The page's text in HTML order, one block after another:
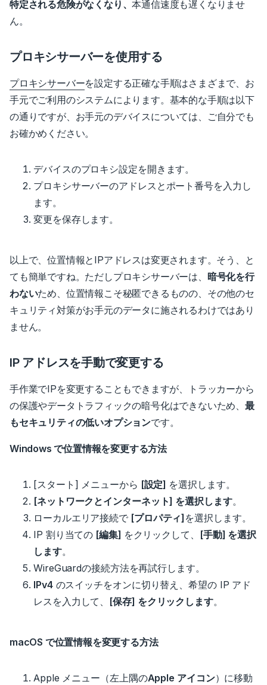
特定される危険がなくなり、本通信速度も遅くなりませ
ん。
プロキシサーバーを使用する
プロキシサーバーを設定する正確な手順はさまざまで、お
手元でご利用のシステムによります。 基本的な手順は以下
の通りですが、お手元のデバイスについては、ご自分でも
お確かめください。
デバイスのプロキシ設定を開きます。
プロキシサーバーのアドレスとポート番号を入力し
ます。
変更を保存します。
以上で、位置情報とIPアドレスは変更されます。そう、と
ても簡単ですね。 ただしプロキシサーバーは、 暗号化を行
わないため、位置情報こそ秘匿できるものの、その他のセ
キュリティ対策がお手元のデータに施されるわけではあり
ません。
IP アドレスを手動で変更する
手作業でIPを変更することもできますが、トラッカーから
の保護やデータトラフィックの暗号化はできないため、 最
もセキュリティの低いオプションです。
Windows で位置情報を変更する方法
[スタート] メニューから [設定] を選択します。
[ネットワークとインターネット] を選択します。
ローカルエリア接続で [プロパティ] を選択します。
IP 割り当ての [編集] をクリックして、
[手動] を選択
します。
WireGuardの接続方法を再試行します。
IPv4のスイッチをオンに切り替え、希望の IP アド
レスを入力して、 [保存] をクリックします。
macOS で位置情報を変更する方法
Apple メニュー（左上隅のApple アイコン）に移動